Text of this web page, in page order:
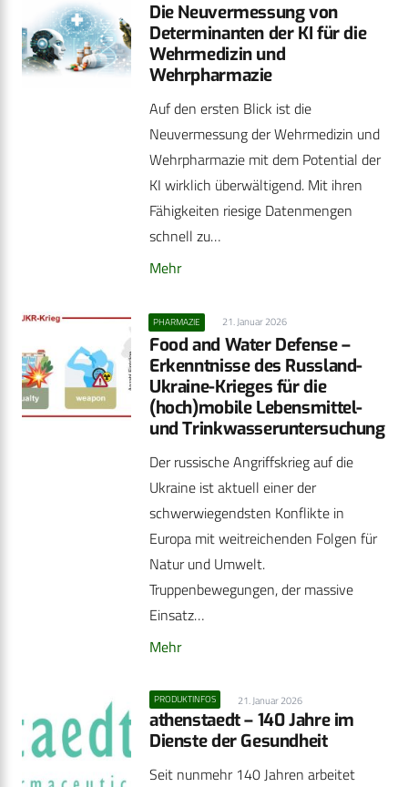
Die Neuvermessung von
Determinanten der KI für die
Wehrmedizin und
Wehrpharmazie
Auf den ersten Blick ist die
Neuvermessung der Wehrmedizin und
Wehrpharmazie mit dem Potential der
KI wirklich überwältigend. Mit ihren
Fähigkeiten riesige Datenmengen
schnell zu…
Mehr
PHARMAZIE 21. Januar 2026
Food and Water Defense –
Erkenntnisse des Russland-
Ukraine-Krieges für die
(hoch)mobile Lebensmittel-
und Trinkwasseruntersuchung
Der russische Angriffskrieg auf die
Ukraine ist aktuell einer der
schwerwiegendsten Konflikte in
Europa mit weitreichenden Folgen für
Natur und Umwelt.
Truppenbewegungen, der massive
Einsatz…
Mehr
PRODUKTINFOS 21. Januar 2026
athenstaedt – 140 Jahre im
Dienste der Gesundheit
Seit nunmehr 140 Jahren arbeitet